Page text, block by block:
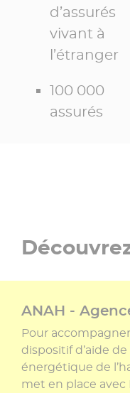
d’assurés
vivant à
l’étranger
100 000
assurés
ANAH -
Pour
dispositif d’aide
énergétique de
met en place